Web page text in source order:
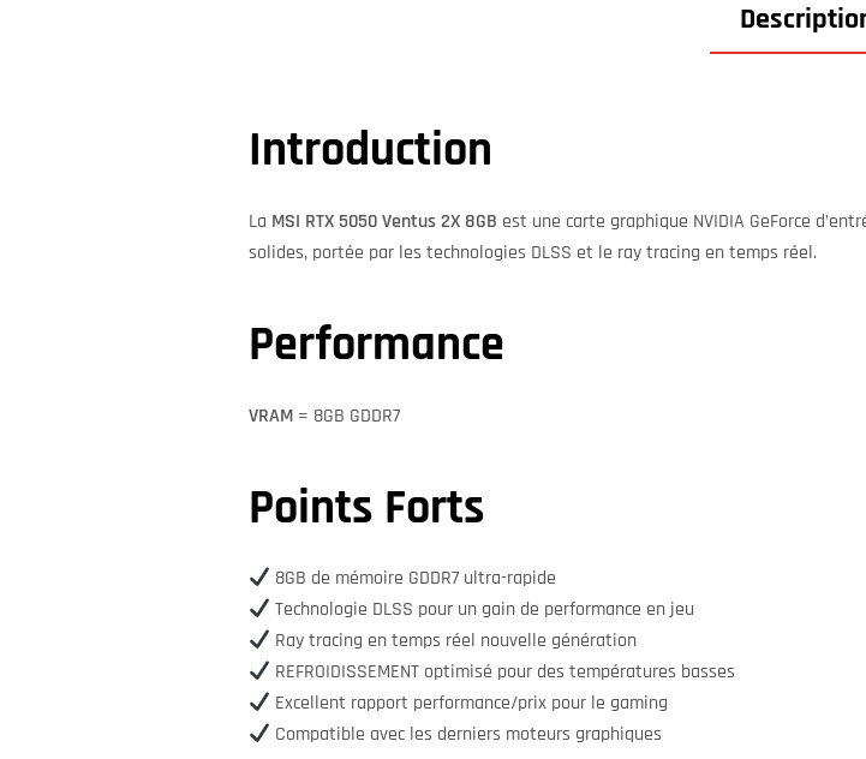
Introduction
La MSI RTX 5050 Ventus 2X 8GB est une carte graphique NVIDIA GeForce
solides, portée par les technologies DLSS et le ray tracing en temps réel.
Performance
VRAM = 8GB GDDR7
Points Forts
8GB de mémoire GDDR7 ultra-rapide
Technologie DLSS pour un gain de performance en jeu
Ray tracing en temps réel nouvelle génération
REFROIDISSEMENT optimisé pour des températures basses
Excellent rapport performance/prix pour le gaming
Compatible avec les derniers moteurs graphiques